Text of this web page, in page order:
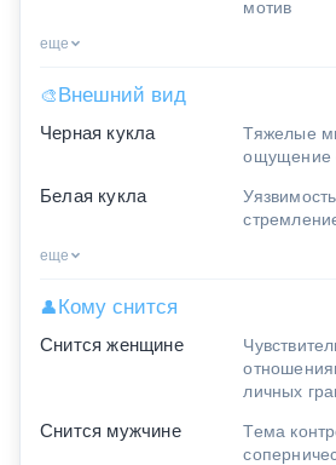
мотив
еще
🎨Внешний вид
Черная кукла
Тяжелые
ощущение
Белая кукла
еще
👤Кому снится
Снится женщине
личных
Снится мужчине
Тема